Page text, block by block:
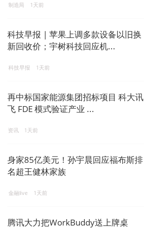
制造局 1天前
科技早报 | 苹果上调多款设备以旧换
新回收价；宇树科技回应机...
科技早报 1天前
再中标国家能源集团招标项目 科大讯
飞 FDE 模式验证产业 ...
资讯 1天前
身家85亿美元！孙宇晨回应福布斯排
名超王健林家族
金融live 1天前
腾讯大力把WorkBuddy送上牌桌